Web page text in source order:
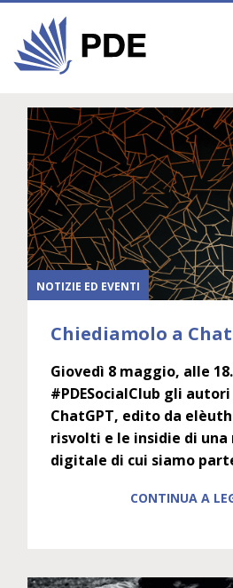
NOTIZIE ED EVENTI
Chiediamolo a
Giovedì 8 maggio, alle
#PDESocialClub gli
ChatGPT, edito da
risvolti e le insidie di una
digitale di cui siamo
CONTINUA A